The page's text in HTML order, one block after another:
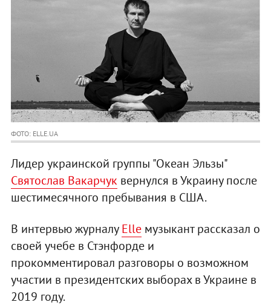
ФОТО: ELLE.UA
Лидер украинской группы "Океан Эльзы"
Святослав Вакарчук вернулся в Украину после
шестимесячного пребывания в США.
В интервью журналуElleмузыкант рассказал о
своей учебе в Стэнфорде и
прокомментировал разговоры о возможном
участии в президентских выборах в Украине в
2019 году.